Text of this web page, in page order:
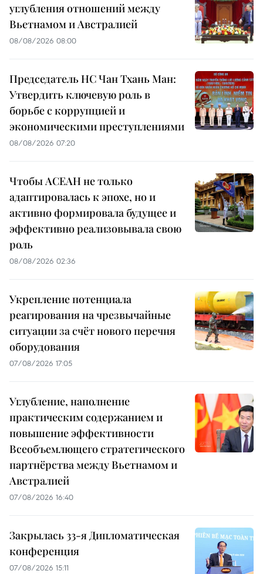
углубления отношений между
Вьетнамом и Австралией
08/08/2026 08:00
Председатель НС Чан Тхань Ман:
Утвердить ключевую роль в
борьбе с коррупцией и
экономическими преступлениями
08/08/2026 07:20
Чтобы АСЕАН не только
адаптировалась к эпохе, но и
активно формировала будущее и
эффективно реализовывала свою
роль
08/08/2026 02:36
Укрепление потенциала
реагирования на чрезвычайные
ситуации за счёт нового перечня
оборудования
07/08/2026 17:05
Углубление, наполнение
практическим содержанием и
повышение эффективности
Всеобъемлющего стратегического
партнёрства между Вьетнамом и
Австралией
07/08/2026 16:40
Закрылась 33-я Дипломатическая
конференция
07/08/2026 15:11